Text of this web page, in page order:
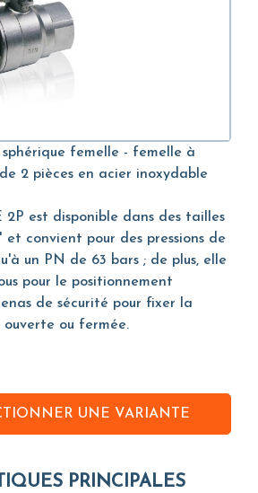
sphérique femelle - femelle à
2 pièces en acier inoxydable
2P est disponible dans des tailles
convient pour des pressions de
un PN de 63 bars ; de plus, elle
pour le positionnement
de sécurité pour fixer la
ou fermée.
UNE VARIANTE
PRINCIPALES